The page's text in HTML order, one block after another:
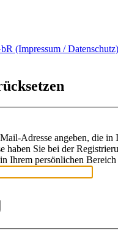
(Impressum / Datenschutz)
Adresse angeben, die in
haben Sie bei der
Ihrem persönlichen Bereich